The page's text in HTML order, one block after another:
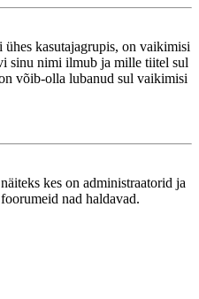
kasutajagrupis, on vaikimisi
sinu nimi ilmub ja mille tiitel sul
võib-olla lubanud sul vaikimisi
kes on administraatorid ja
nad haldavad.